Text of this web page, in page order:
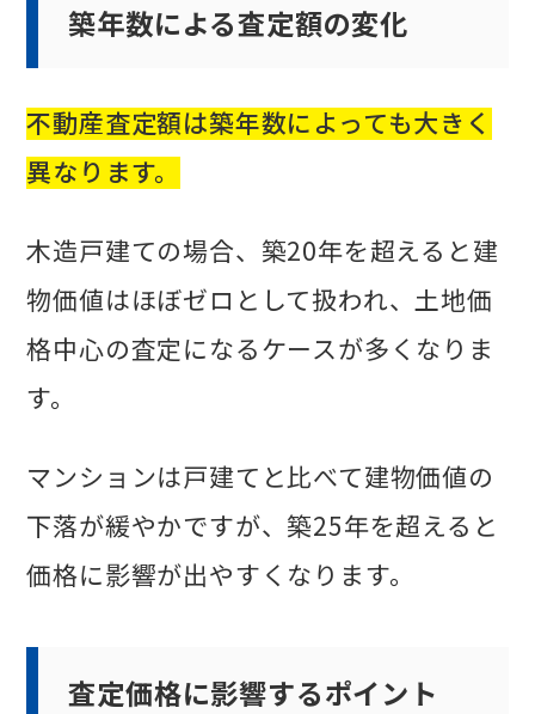
築年数による査定額の変化
不動産査定額は築年数によっても大きく
異なります。
木造戸建ての場合、築20年を超えると建
物価値はほぼゼロとして扱われ、土地価
格中心の査定になるケースが多くなりま
す。
マンションは戸建てと比べて建物価値の
下落が緩やかですが、築25年を超えると
価格に影響が出やすくなります。
査定価格に影響するポイント